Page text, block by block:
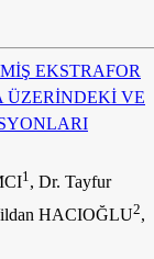
EKSTRAFOR
ÜZERİNDEKİ VE
1, Dr. Tayfur
HACIOĞLU2,